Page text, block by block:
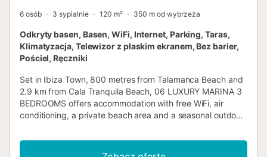
6 osób 3 sypialnie 120 m² 350 m od wybrzeża
Odkryty basen, Basen, WiFi, Internet, Parking, Taras,
Klimatyzacja, Telewizor z płaskim ekranem, Bez barier,
Pościel, Ręczniki
Set in Ibiza Town, 800 metres from Talamanca Beach and
2.9 km from Cala Tranquila Beach, 06 LUXURY MARINA 3
BEDROOMS offers accommodation with free WiFi, air
conditioning, a private beach area and a seasonal outdoor